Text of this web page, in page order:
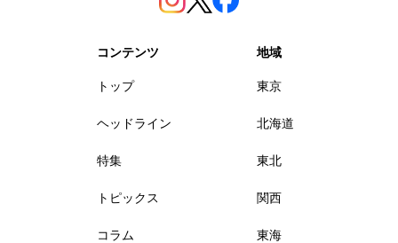
コンテンツ
トップ
ヘッドライン
特集
トピックス
コラム
地域
東京
北海道
東北
関西
東海